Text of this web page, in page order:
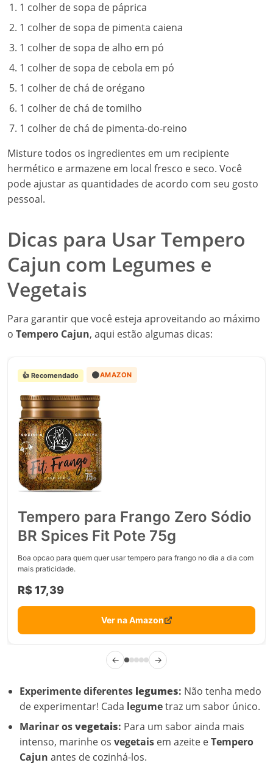
1 colher de sopa de páprica
1 colher de sopa de pimenta caiena
1 colher de sopa de alho em pó
1 colher de sopa de cebola em pó
1 colher de chá de orégano
1 colher de chá de tomilho
1 colher de chá de pimenta-do-reino
Misture todos os ingredientes em um recipiente
hermético e armazene em local fresco e seco. Você
pode ajustar as quantidades de acordo com seu gosto
pessoal.
Dicas para Usar Tempero
Cajun com Legumes e
Vegetais
Para garantir que você esteja aproveitando ao máximo
o Tempero Cajun, aqui estão algumas dicas:
👍 Recomendado 🟠AMAZON
Tempero para Frango Zero Sódio
BR Spices Fit Pote 75g
Boa opcao para quem quer usar tempero para frango no dia a dia com
mais praticidade.
R$ 17,39
Ver na Amazon
← →
Experimente diferentes legumes: Não tenha medo
de experimentar! Cada legumetraz um sabor único.
Marinar osvegetais: Para um sabor ainda mais
intenso, marinhe os vegetais em azeite eTempero
Cajun antes de cozinhá-los.